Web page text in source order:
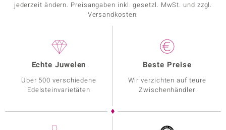
jederzeit ändern. Preisangaben inkl. gesetzl. MwSt. und zzgl.
Versandkosten.
Echte Juwelen
Über 500 verschiedene
Edelsteinvarietäten
Beste Preise
Wir verzichten auf teure
Zwischenhändler